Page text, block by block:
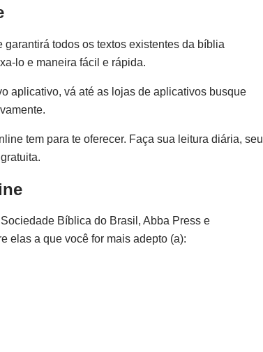
todos os textos existentes da bíblia
lo e maneira fácil e rápida.
aplicativo, vá até as lojas de aplicativos busque
tem para te oferecer. Faça sua leitura diária, seu
Bíblica do Brasil, Abba Press e
elas a que você for mais adepto (a):